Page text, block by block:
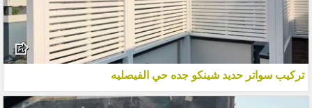
تركيب سواتر حديد شينكو جده حي الفيصليه